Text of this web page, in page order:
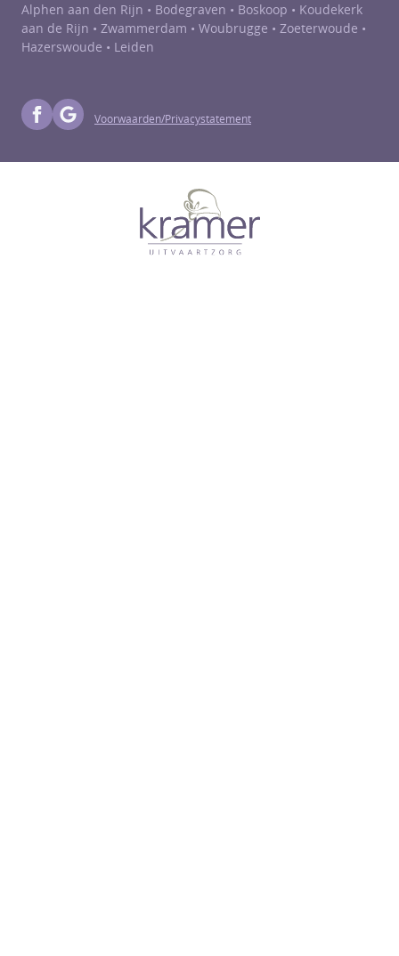
Alphen aan den Rijn • Bodegraven • Boskoop • Koudekerk
aan de Rijn • Zwammerdam • Woubrugge • Zoeterwoude •
Hazerswoude • Leiden
Voorwaarden/Privacystatement